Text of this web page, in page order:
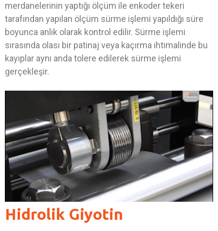
merdanelerinin yaptığı ölçüm ile enkoder tekeri
tarafından yapılan ölçüm sürme işlemi yapıldığı süre
boyunca anlık olarak kontrol edilir. Sürme işlemi
sırasında olası bir patinaj veya kaçırma ihtimalinde bu
kayıplar aynı anda tolere edilerek sürme işlemi
gerçekleşir.
Hidrolik Giyotin